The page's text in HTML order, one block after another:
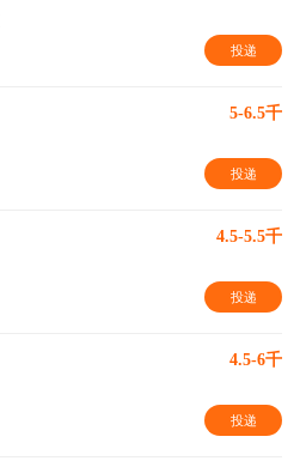
投递
5-6.5千
投递
4.5-5.5千
投递
4.5-6千
投递